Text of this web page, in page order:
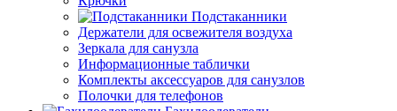
Подстаканники
Держатели для освежителя воздуха
Зеркала для санузла
Информационные таблички
Комплекты аксессуаров для санузлов
Полочки для телефонов